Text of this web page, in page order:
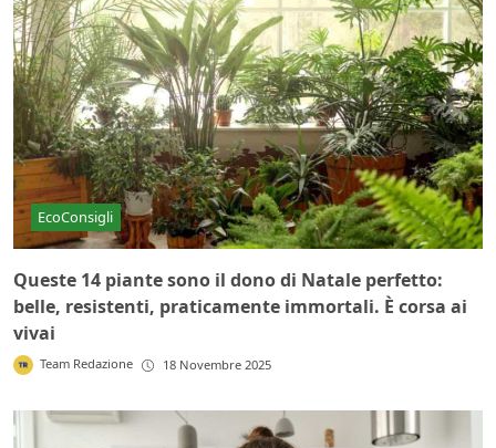
EcoConsigli
Queste 14 piante sono il dono di Natale perfetto:
belle, resistenti, praticamente immortali. È corsa ai
vivai
Team Redazione 18 Novembre 2025